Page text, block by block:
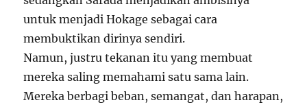
untuk menjadi Hokage sebagai cara
membuktikan dirinya sendiri.
Namun, justru tekanan itu yang membuat
mereka saling memahami satu sama lain.
Mereka berbagi beban, semangat, dan harapan,